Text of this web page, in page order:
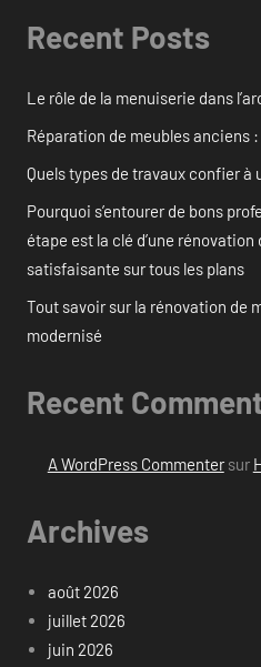
Recent Posts
Le rôle de la menuiserie dans
Réparation de meubles anciens
Quels types de travaux confier
Pourquoi s’entourer de bons
étape est la clé d’une
satisfaisante sur tous les plans
Tout savoir sur la rénovation de
modernisé
Recent
A WordPress Commentersur
Archives
août 2026
juillet 2026
juin 2026